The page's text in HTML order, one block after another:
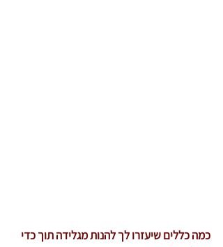
כמה כללים שיעזרו לך להנות מגלידה תוך כדי